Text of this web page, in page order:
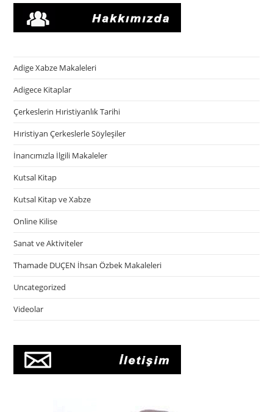
Adige Xabze Makaleleri
Adigece Kitaplar
Çerkeslerin Hıristiyanlık Tarihi
Hıristiyan Çerkeslerle Söyleşiler
İnancımızla İlgili Makaleler
Kutsal Kitap
Kutsal Kitap ve Xabze
Online Kilise
Sanat ve Aktiviteler
Thamade DUÇEN İhsan Özbek Makaleleri
Uncategorized
Videolar